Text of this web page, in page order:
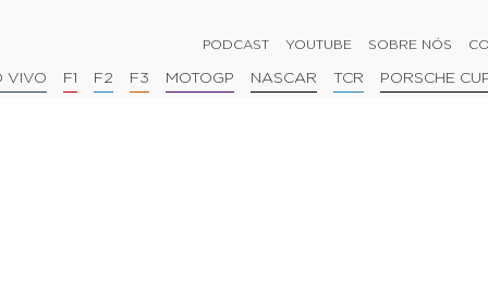
PODCAST YOUTUBE SOBRE NÓS
VIVO F1 F2 F3 MOTOGP NASCAR TCR PORSCHE